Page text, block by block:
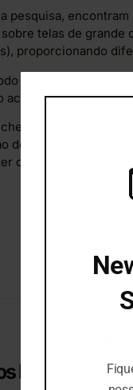
pesquisa,
telas de grande
proporcionando
deliberado no
e decidido
Pastoureau, a cor
cores, como o
de ver Pintura.
Mateus